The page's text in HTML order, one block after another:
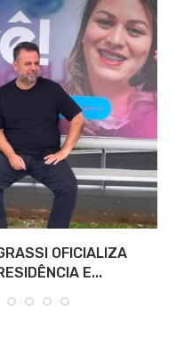
OFICIALIZA
E...